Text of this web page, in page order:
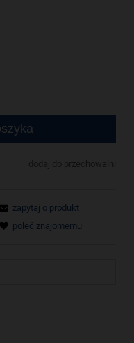
dodaj do przechowalni
zapytaj o produkt
poleć znajomemu